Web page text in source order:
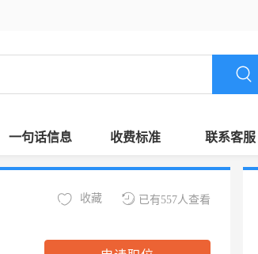
一句话信息 收费标准 联系客服
已有557人查看
收藏